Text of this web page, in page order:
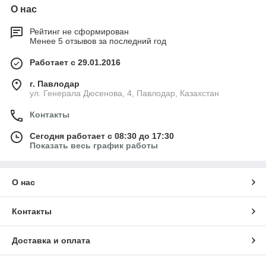
О нас
Рейтинг не сформирован
Менее 5 отзывов за последний год
Работает с 29.01.2016
г. Павлодар
ул. Генерала Дюсенова, 4, Павлодар, Казахстан
Контакты
Сегодня работает с 08:30 до 17:30
Показать весь график работы
О нас
Контакты
Доставка и оплата